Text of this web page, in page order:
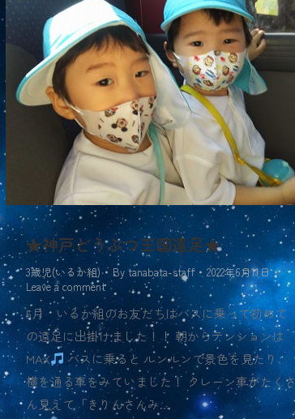
★神戸どうぶつ王国遠足★
3歳児(いるか組) By tanabata-staff
2022年6月11日
Leave a comment
5月 いるか組のお友だちはバスに乗って初めて
の遠足に出掛けました！！ 朝からテンションは
MAX
バスに乗ると ルンルンで景色を見たり、
横を通る車をみていました！ クレーン車がたくさ
ん見えて「きりんさんみ…